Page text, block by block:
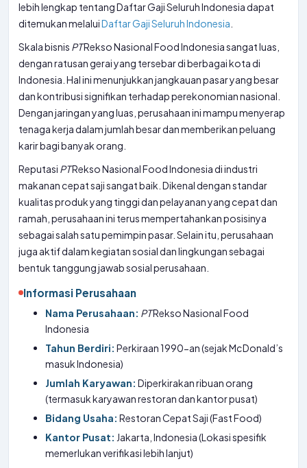
lebih lengkap tentang Daftar Gaji Seluruh Indonesia dapat
ditemukan melaluiDaftar Gaji Seluruh Indonesia
Skala bisnis PTRekso Nasional Food Indonesia sangat luas,
dengan ratusan gerai yang tersebar di berbagai kota di
Indonesia. Hal ini menunjukkan jangkauan pasar yang besar
dan kontribusi signifikan terhadap perekonomian nasional.
Dengan jaringan yang luas, perusahaan ini mampu menyerap
tenaga kerja dalam jumlah besar dan memberikan peluang
karir bagi banyak orang.
Reputasi PTRekso Nasional Food Indonesia di industri
makanan cepat saji sangat baik. Dikenal dengan standar
kualitas produk yang tinggi dan pelayanan yang cepat dan
ramah, perusahaan ini terus mempertahankan posisinya
sebagai salah satu pemimpin pasar. Selain itu, perusahaan
juga aktif dalam kegiatan sosial dan lingkungan sebagai
bentuk tanggung jawab sosial perusahaan.
Informasi Perusahaan
Nama Perusahaan: PTRekso Nasional Food
Indonesia
Tahun Berdiri: Perkiraan 1990-an (sejak McDonald’s
masuk Indonesia)
Jumlah Karyawan: Diperkirakan ribuan orang
(termasuk karyawan restoran dan kantor pusat)
Bidang Usaha: Restoran Cepat Saji (Fast Food)
Kantor Pusat: Jakarta, Indonesia (Lokasi spesifik
memerlukan verifikasi lebih lanjut)